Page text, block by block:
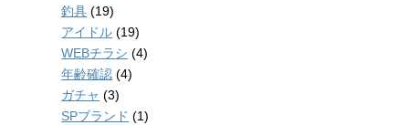
釣具 (19)
アイドル (19)
WEBチラシ (4)
年齢確認 (4)
ガチャ (3)
SPブランド (1)